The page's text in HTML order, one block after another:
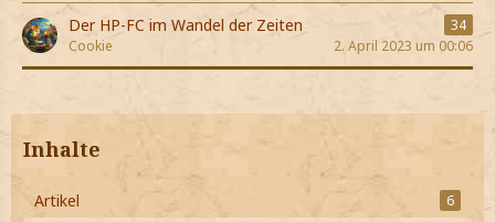
Der HP-FC im Wandel der Zeiten
34
Cookie
2. April 2023 um 00:06
Inhalte
Artikel 6